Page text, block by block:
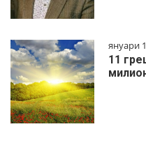
януари
11